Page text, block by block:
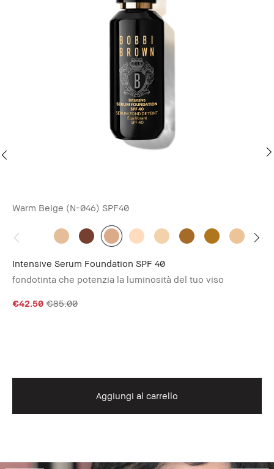
Warm Beige (N-046) SPF40
Intensive Serum Foundation SPF 40
fondotinta che potenzia la luminosità del tuo viso
€42.50 €85.00
Aggiungi al carrello